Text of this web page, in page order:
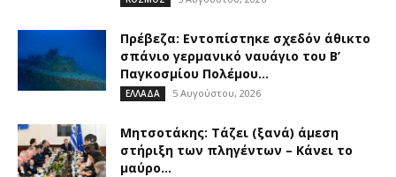
Πρέβεζα: Εντοπίστηκε σχεδόν άθικτο
σπάνιο γερμανικό ναυάγιο του Β’
Παγκοσμίου Πολέμου...
ΕΛΛΑΔΑ 5 Αυγούστου, 2026
Μητσοτάκης: Τάζει (ξανά) άμεση
στήριξη των πληγέντων – Κάνει το
μαύρο...